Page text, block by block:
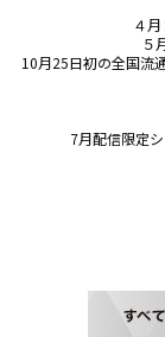
４
５
10月25日初の全国流
7月配信限定